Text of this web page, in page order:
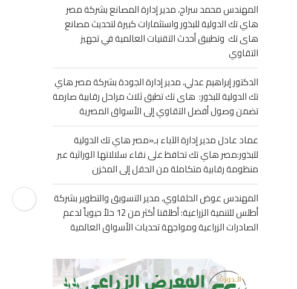
المهندس محمد سراج، مدير إدارة المصانع بشركة مصر
هاي تك الدولية للبذور واستثمارات كبيرة لتحديث مصانع
هاى تك وتطبيق أحدث التقنيات العالمية في تجهيز
التقاوي
الدكتور إبراهيم عدلي، مدير إدارة الجودة بشركة مصر هاي
تك الدولية للبذور: هاى تك تطبق ثلاث مراحل رقابية صارمة
تضمن وصول أفضل التقاوي إلى الأسواق المصرية
عماد عادل مدير إدارة الآباء بـ«مصر هاي تك الدولية
للبذور:مصر هاي تك تحافظ على نقاء سلالاتها الوراثية عبر
منظومة رقابية متكاملة من الحقل إلى المخزن
المهندس عوض الحلفاوي، مدير التسويق والتطوير بشركة
أطلس للتنمية الزراعية: أطلقنا أكثر من 12 حلاً حيوياً لدعم
الصادرات الزراعية ومواجهة تحديات الأسواق العالمية